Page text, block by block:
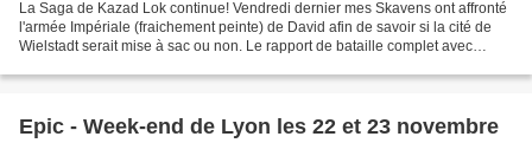
La Saga de Kazad Lok continue! Vendredi dernier mes Skavens ont affronté
l'armée Impériale (fraichement peinte) de David afin de savoir si la cité de
Wielstadt serait mise à sac ou non. Le rapport de bataille complet avec
Epic - Week-end de Lyon les 22 et 23 novembre